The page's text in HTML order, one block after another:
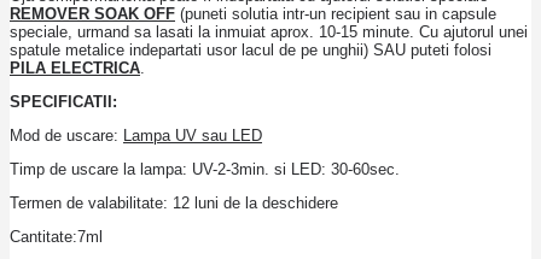
REMOVER SOAK OFF (puneti solutia intr-un recipient sau in capsule
speciale, urmand sa lasati la inmuiat aprox. 10-15 minute. Cu ajutorul unei
spatule metalice indepartati usor lacul de pe unghii) SAU puteti folosi
PILA ELECTRICA
SPECIFICATII:
Mod de uscare: Lampa UV sau LED
Timp de uscare la lampa: UV-2-3min. si LED: 30-60sec.
Termen de valabilitate: 12 luni de la deschidere
Cantitate:7ml